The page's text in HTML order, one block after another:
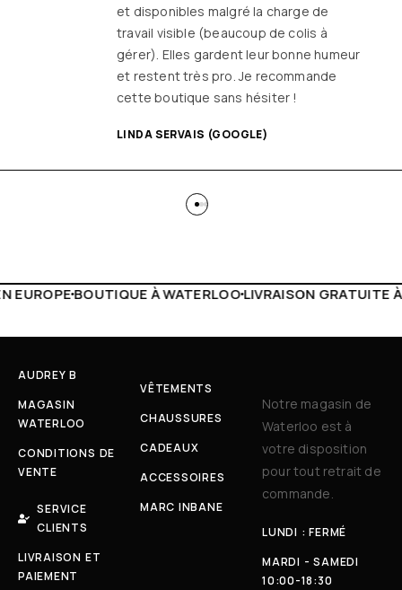
et disponibles malgré la charge de
travail visible (beaucoup de colis à
gérer). Elles gardent leur bonne humeur
et restent très pro. Je recommande
cette boutique sans hésiter !
LINDA SERVAIS (GOOGLE)
LIVRAISON GRATUITE À PARTIR DE 150€LIVE
AUDREY B
MAGASIN
WATERLOO
CONDITIONS DE
VENTE
SERVICE
CLIENTS
LIVRAISON ET
PAIEMENT
VÊTEMENTS
CHAUSSURES
CADEAUX
ACCESSOIRES
MARC INBANE
Notre magasin de
Waterloo est à
votre disposition
pour tout retrait de
commande.
LUNDI : FERMÉ
MARDI - SAMEDI
10:00-18:30